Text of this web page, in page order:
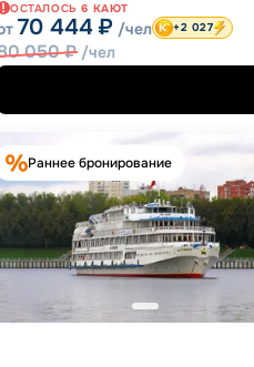
ОСТАЛОСЬ 6 КАЮТ
70 444 ₽ /чел
050₽ /чел
+2 027
Раннее бронирование